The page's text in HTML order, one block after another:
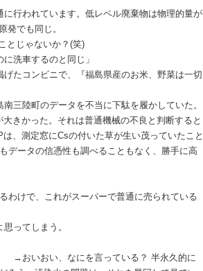
行われています。低レベル廃棄物は物理的量が
発でも同じ。
とじゃないか？(笑)
洗車するのと同じ」
たコンビニで、『福島県産のお米、野菜は一切
三陸町のデータを不当に下駄を履かしていた。
きかった。それは普通機械の不良と判断すると
、測定窓にCsの付いた草が生い茂っていたこと
データの信憑性も調べることもなく、勝手に高
わけで、これがスーパーで普通に売られている
ってしまう。
→おいおい、なにを言っている？ 半永久的に